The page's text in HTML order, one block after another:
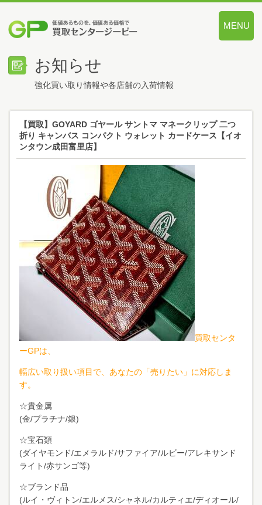
MENU
お知らせ
強化買い取り情報や各店舗の入荷情報
【買取】GOYARD ゴヤール サントマ マネークリップ 二つ
折り キャンバス コンパクト ウォレット カードケース【イオ
ンタウン成田富里店】
買取センタ
ーGPは、
幅広い取り扱い項目で、あなたの「売りたい」に対応しま
す。
☆貴金属
(金/プラチナ/銀)
☆宝石類
(ダイヤモンド/エメラルド/サファイア/ルビー/アレキサンド
ライト/赤サンゴ等)
☆ブランド品
(ルイ・ヴィトン/エルメス/シャネル/カルティエ/ディオール/